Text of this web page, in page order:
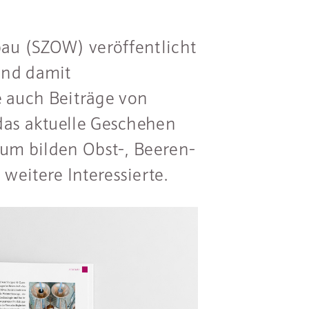
(SZOW) veröffentlicht
damit
Beiträge von
aktuelle Geschehen
bilden Obst-, Beeren-
Interessierte.